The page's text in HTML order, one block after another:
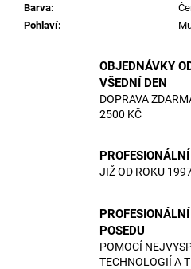
Barva:
Pohlaví:
OBJEDNÁVKY
VŠEDNÍ DEN
DOPRAVA
2500 KČ
JIŽ OD ROKU
POSEDU
POMOCÍ
TECHNOLOGIÍ A